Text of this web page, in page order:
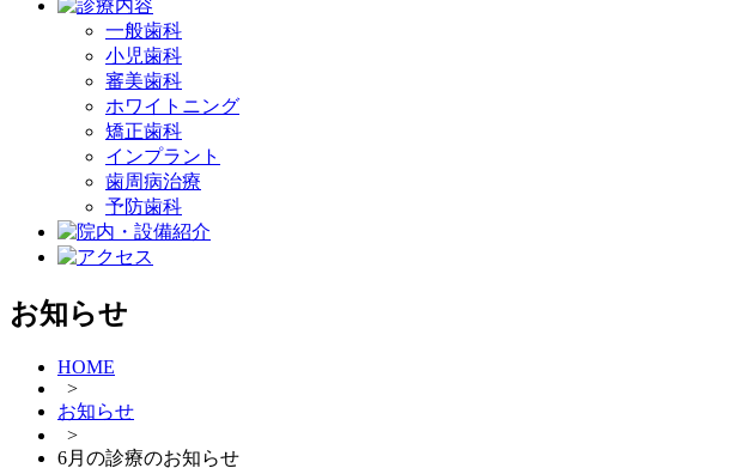
一般歯科
小児歯科
審美歯科
ホワイトニング
矯正歯科
インプラント
歯周病治療
予防歯科
お知らせ
HOME
>
お知らせ
>
6月の診療のお知らせ